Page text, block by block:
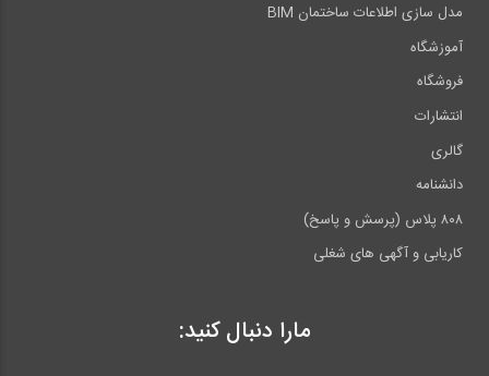
مدل سازی اطلاعات ساختمان BIM
آموزشگاه
فروشگاه
انتشارات
گالری
دانشنامه
۸۰۸ پلاس (پرسش و پاسخ)
کاریابی و آگهی های شغلی
مارا دنبال کنید: